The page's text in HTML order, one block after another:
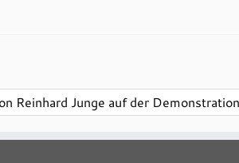
Reinhard Junge auf der